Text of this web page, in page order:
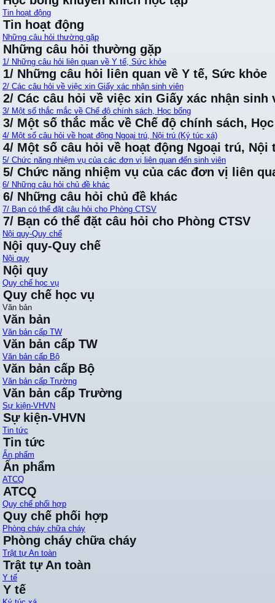
Tin hoạt động
Tin hoạt động
Những câu hỏi thường gặp
Những câu hỏi thường gặp
1/ Những câu hỏi liên quan về Y tế, Sức khỏe
1/ Những câu hỏi liên quan về Y tế, Sức khỏe
2/ Các câu hỏi về việc xin Giấy xác nhận sinh viên
2/ Các câu hỏi về việc xin Giấy xác nhận sinh
3/ Một số thắc mắc về Chế độ chính sách, Học bổng
3/ Một số thắc mắc về Chế độ chính sách,
4/ Một số câu hỏi về hoạt động Ngoại trú, Nội trú (Ký túc xá)
4/ Một số câu hỏi về hoạt động Ngoại trú, Nội
5/ Chức năng nhiệm vụ của các đơn vị liên quan đến sinh viên
5/ Chức năng nhiệm vụ của các đơn vị liên
6/ Những câu hỏi chủ đề khác
6/ Những câu hỏi chủ đề khác
7/ Bạn có thể đặt câu hỏi cho Phòng CTSV
7/ Bạn có thể đặt câu hỏi cho Phòng CTSV
Nội quy-Quy chế
Nội quy-Quy chế
Nội quy
Nội quy
Quy chế học vụ
Quy chế học vụ
Văn bản
Văn bản
Văn bản cấp TW
Văn bản cấp TW
Văn bản cấp Bộ
Văn bản cấp Bộ
Văn bản cấp Trường
Văn bản cấp Trường
Sự kiện-VHVN
Sự kiện-VHVN
Tin tức
Tin tức
Ấn phẩm
Ấn phẩm
ATCQ
ATCQ
Quy chế phối hợp
Quy chế phối hợp
Phòng cháy chữa cháy
Phòng cháy chữa cháy
Trật tự An toàn
Trật tự An toàn
Y tế
Y tế